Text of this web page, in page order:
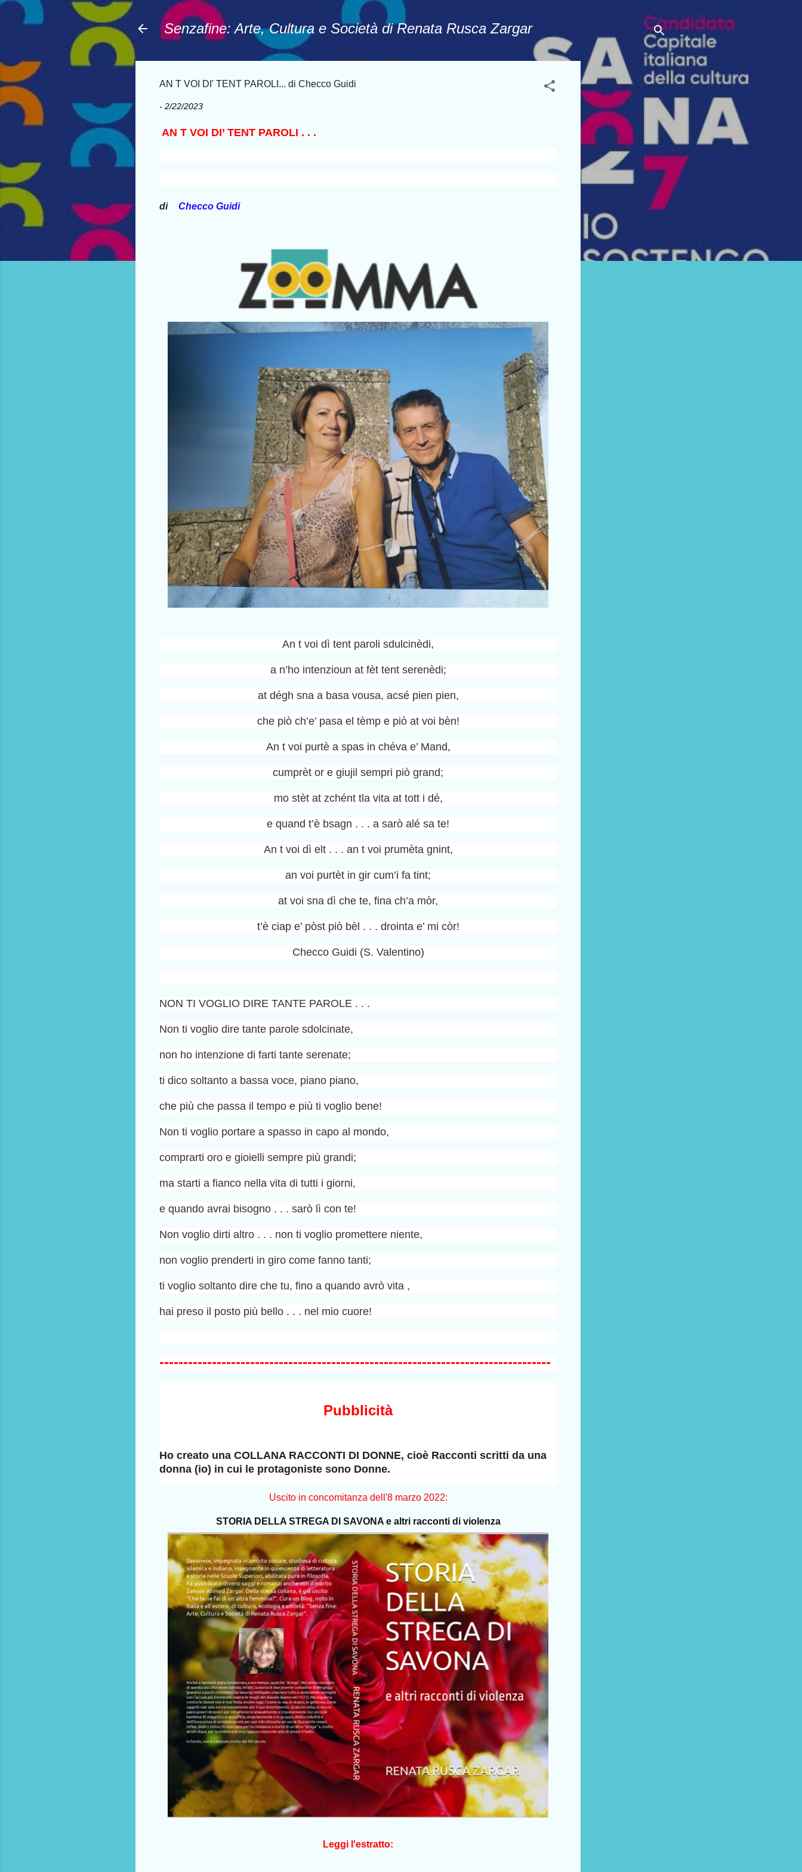
Senzafine: Arte, Cultura e Società di Renata Rusca Zargar
AN T VOI DI' TENT PAROLI... di Checco Guidi
- 2/22/2023
AN T VOI DI’ TENT PAROLI . . .
di Checco Guidi
An t voi dì tent paroli sdulcinèdi,
a n’ho intenzioun at fèt tent serenèdi;
at dégh sna a basa vousa, acsé pien pien,
che piò ch’e’ pasa el tèmp e piò at voi bèn!
An t voi purtè a spas in chéva e’ Mand,
cumprèt or e giujil sempri piò grand;
mo stèt at zchént tla vita at tott i dé,
e quand t’è bsagn . . . a sarò alé sa te!
An t voi dì elt . . . an t voi prumèta gnint,
an voi purtèt in gir cum’i fa tint;
at voi sna dì che te, fina ch’a mòr,
t’è ciap e’ pòst piò bèl . . . drointa e’ mi còr!
Checco Guidi (S. Valentino)
NON TI VOGLIO DIRE TANTE PAROLE . . .
Non ti voglio dire tante parole sdolcinate,
non ho intenzione di farti tante serenate;
ti dico soltanto a bassa voce, piano piano,
che più che passa il tempo e più ti voglio bene!
Non ti voglio portare a spasso in capo al mondo,
comprarti oro e gioielli sempre più grandi;
ma starti a fianco nella vita di tutti i giorni,
e quando avrai bisogno . . . sarò lì con te!
Non voglio dirti altro . . . non ti voglio promettere niente,
non voglio prenderti in giro come fanno tanti;
ti voglio soltanto dire che tu, fino a quando avrò vita ,
hai preso il posto più bello . . . nel mio cuore!
----------------------------------------------------------------------------------
Pubblicità
Ho creato una COLLANA RACCONTI DI DONNE, cioè Racconti scritti da una
donna (io) in cui le protagoniste sono Donne.
Uscito in concomitanza dell'8 marzo 2022:
STORIA DELLA STREGA DI SAVONA e altri racconti di violenza
Leggi l'estratto: